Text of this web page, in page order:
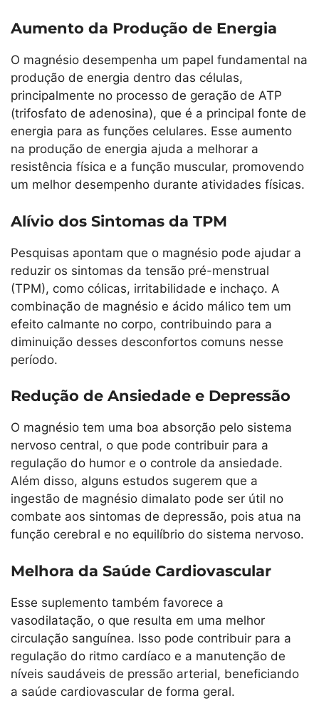
Aumento da Produção de Energia
O magnésio desempenha um papel fundamental na
produção de energia dentro das células,
principalmente no processo de geração de ATP
(trifosfato de adenosina), que é a principal fonte de
energia para as funções celulares. Esse aumento
na produção de energia ajuda a melhorar a
resistência física e a função muscular, promovendo
um melhor desempenho durante atividades físicas.
Alívio dos Sintomas da TPM
Pesquisas apontam que o magnésio pode ajudar a
reduzir os sintomas da tensão pré-menstrual
(TPM), como cólicas, irritabilidade e inchaço. A
combinação de magnésio e ácido málico tem um
efeito calmante no corpo, contribuindo para a
diminuição desses desconfortos comuns nesse
período.
Redução de Ansiedade e Depressão
O magnésio tem uma boa absorção pelo sistema
nervoso central, o que pode contribuir para a
regulação do humor e o controle da ansiedade.
Além disso, alguns estudos sugerem que a
ingestão de magnésio dimalato pode ser útil no
combate aos sintomas de depressão, pois atua na
função cerebral e no equilíbrio do sistema nervoso.
Melhora da Saúde Cardiovascular
Esse suplemento também favorece a
vasodilatação, o que resulta em uma melhor
circulação sanguínea. Isso pode contribuir para a
regulação do ritmo cardíaco e a manutenção de
níveis saudáveis de pressão arterial, beneficiando
a saúde cardiovascular de forma geral.